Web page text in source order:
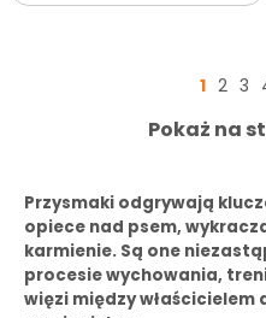
Strona
1 2 3
Pokaż na
Przysmaki odgrywają
opiece nad psem,
karmienie. Są one
procesie wychowania,
więzi między